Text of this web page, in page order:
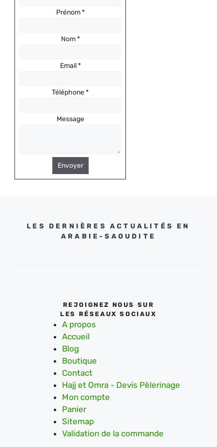
Prénom*
Nom*
Email*
Téléphone*
Message
Envoyer
LES DERNIÈRES ACTUALITÉS EN
ARABIE-SAOUDITE
REJOIGNEZ NOUS SUR
LES RÉSEAUX SOCIAUX
A propos
Accueil
Blog
Boutique
Contact
Hajj et Omra - Devis Pèlerinage
Mon compte
Panier
Sitemap
Validation de la commande